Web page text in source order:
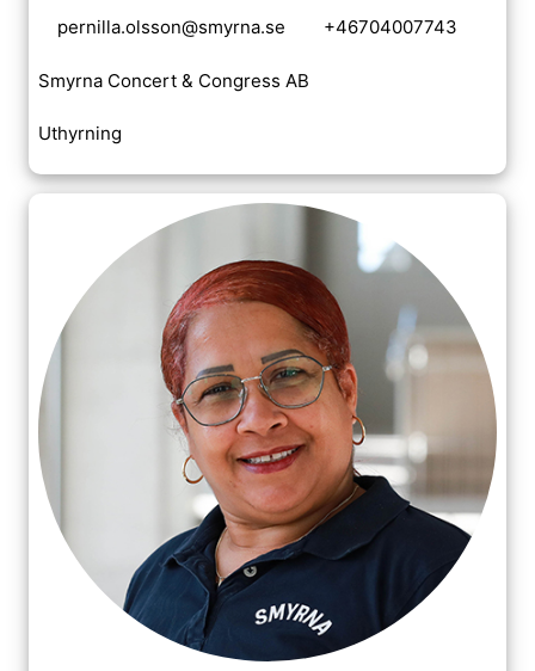
pernilla.olsson@smyrna.se +46704007743
Smyrna Concert & Congress AB
Uthyrning